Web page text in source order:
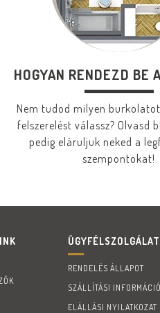
HOGYAN RENDEZD BE
Nem tudod milyen
felszerelést válassz? Olvasd
pedig eláruljuk neked a
szempontokat!
ÜGYFÉLSZOLGÁLAT
RENDELÉS ÁLLAPOT
SZÁLLÍTÁSI
ELÁLLÁSI NYILATKOZAT